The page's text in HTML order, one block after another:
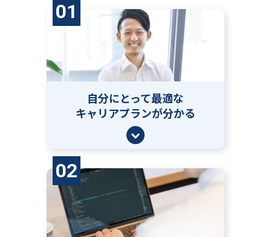
01
自分にとって最適な
キャリアプランが分かる
02